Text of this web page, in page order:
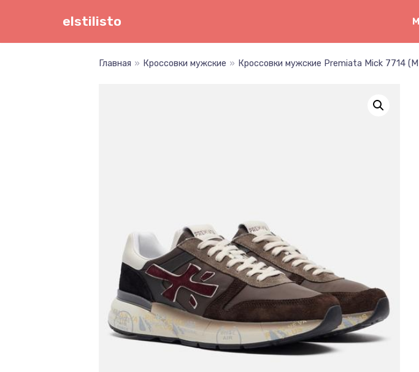
elstilisto
Главная » Кроссовки мужские » Кроссовки мужские Premiata Mick 7714